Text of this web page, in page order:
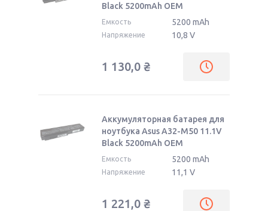
Black 5200mAh OEM
Емкость 5200 mAh
Напряжение 10,8 V
1 130,0 ₴
Аккумуляторная батарея для
ноутбука Asus A32-M50 11.1V
Black 5200mAh OEM
Емкость 5200 mAh
Напряжение 11,1 V
1 221,0 ₴